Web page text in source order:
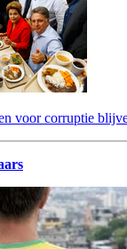
voor corruptie